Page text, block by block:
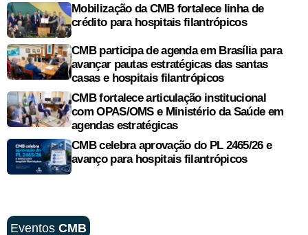
Mobilização da CMB fortalece linha de
crédito para hospitais filantrópicos
CMB participa de agenda em Brasília para
avançar pautas estratégicas das santas
casas e hospitais filantrópicos
CMB fortalece articulação institucional
com OPAS/OMS e Ministério da Saúde em
agendas estratégicas
CMB celebra aprovação do PL 2465/26 e
avanço para hospitais filantrópicos
Eventos CMB